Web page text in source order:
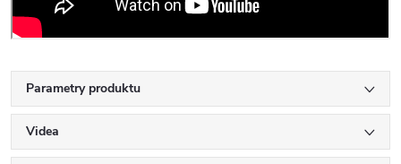
Parametry produktu
Videa